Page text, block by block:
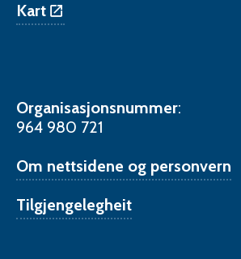
Kart
Organisasjonsnummer:
964 980 721
Om nettsidene og personvern
Tilgjengelegheit